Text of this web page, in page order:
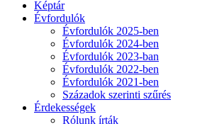
Képtár
Évfordulók
Évfordulók 2025-ben
Évfordulók 2024-ben
Évfordulók 2023-ban
Évfordulók 2022-ben
Évfordulók 2021-ben
Századok szerinti szűrés
Érdekességek
Rólunk írták